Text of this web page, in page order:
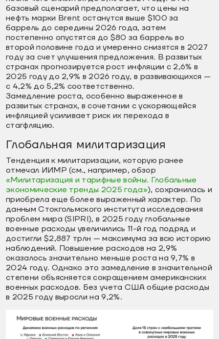
базовый сценарий предполагает, что цены на
нефть марки Brent останутся выше $100 за
баррель до середины 2026 года, затем
постепенно опустятся до $80 за баррель во
второй половине года и умеренно снизятся в 2027
году за счет улучшения предложения. В развитых
странах прогнозируется рост инфляции с 2,6% в
2025 году до 2,9% в 2026 году, в развивающихся —
с 4,2% до 5,2% соответственно.
Замедление роста, особенно выраженное в
развитых странах, в сочетании с ускоряющейся
инфляцией усиливает риск их перехода в
стагфляцию.
Глобальная милитаризация
Тенденция к милитаризации, которую ранее
отмечал ИИМР (см., например, обзор
«Милитаризация и тарифные войны. Глобальные
экономические тренды 2025 года»), сохранилась и
приобрела еще более выраженный характер. По
данным Стокгольмского института исследования
проблем мира (SIPRI), в 2025 году глобальные
военные расходы увеличились 11-й год подряд и
достигли $2,887 трлн — максимума за всю историю
наблюдений. Повышение расходов на 2,9%
оказалось значительно меньше роста на 9,7% в
2024 году. Однако это замедление в значительной
степени объясняется сокращением американских
военных расходов. Без учета США общие расходы
в 2025 году выросли на 9,2%.